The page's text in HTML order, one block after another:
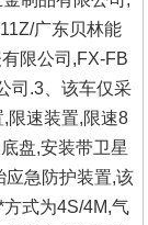
广东贝林能
限公司,FX-FB
司.3、该车仅采
限速装置,限速8
盘,安装带卫星
应急防护装置,该
式为4S/4M,气